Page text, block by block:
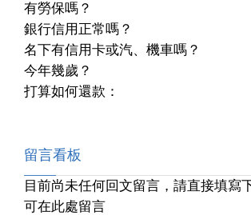
有勞保嗎？
銀行信用正常嗎？
名下有信用卡或汽、機車嗎？
今年幾歲？
打算如何還款：
留言看板
目前尚未任何回文留言，請直接填寫
可在此處留言